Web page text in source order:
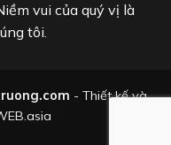
vui của quý vị là
tôi.
- Thiết kế và